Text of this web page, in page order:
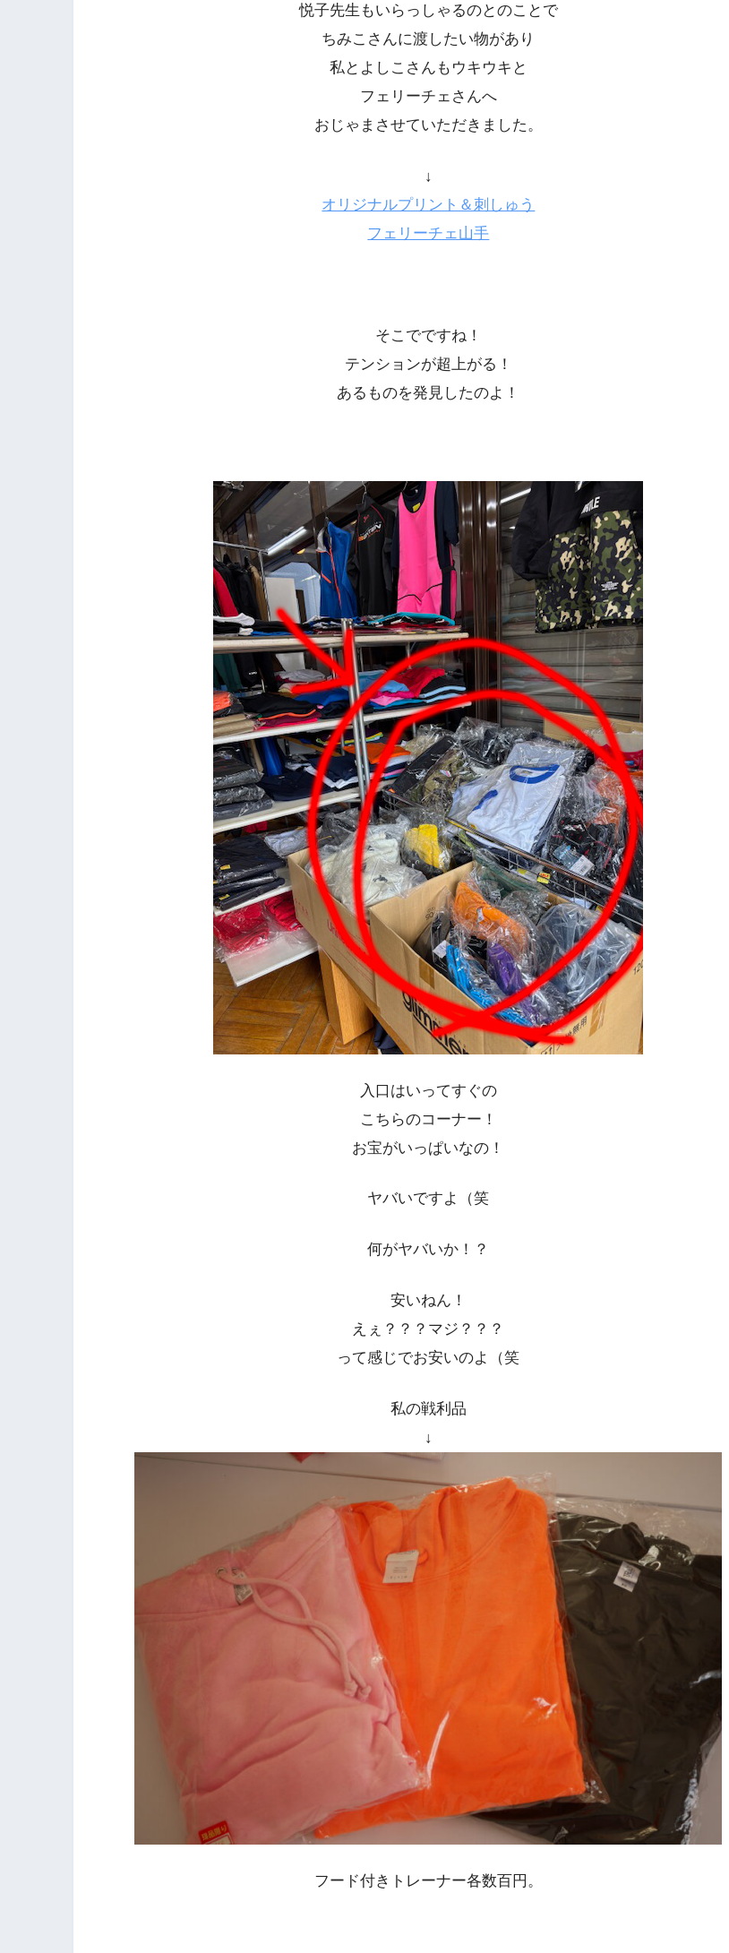
悦子先生もいらっしゃるのとのことで
ちみこさんに渡したい物があり
私とよしこさんもウキウキと
フェリーチェさんへ
おじゃまさせていただきました。
↓
オリジナルプリント＆刺しゅう
フェリーチェ山手
そこでですね！
テンションが超上がる！
あるものを発見したのよ！
入口はいってすぐの
こちらのコーナー！
お宝がいっぱいなの！
ヤバいですよ（笑
何がヤバいか！？
安いねん！
えぇ？？？マジ？？？
って感じでお安いのよ（笑
私の戦利品
↓
フード付きトレーナー各数百円。